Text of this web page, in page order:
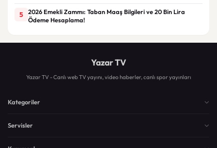
5
2026 Emekli Zammı: Taban Maaş Bilgileri ve 20 Bin Lira
Ödeme Hesaplama!
Yazar TV
Yazar TV - Canlı web TV yayını, video haberler, canlı spor yayınları
Kategoriler
Servisler